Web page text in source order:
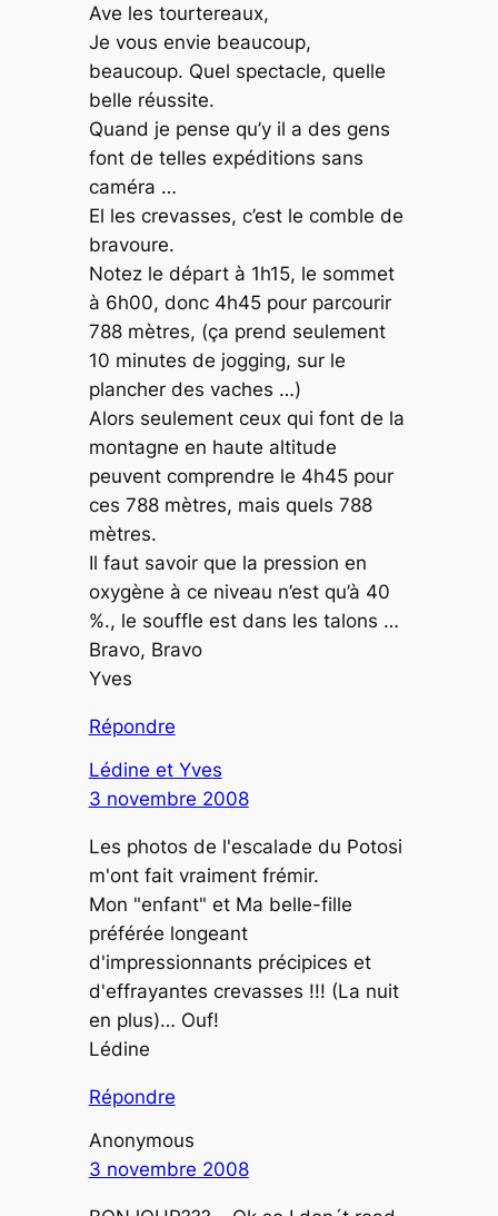
Ave les tourtereaux,
Je vous envie beaucoup,
beaucoup. Quel spectacle, quelle
belle réussite.
Quand je pense qu’y il a des gens
font de telles expéditions sans
caméra …
El les crevasses, c’est le comble de
bravoure.
Notez le départ à 1h15, le sommet
à 6h00, donc 4h45 pour parcourir
788 mètres, (ça prend seulement
10 minutes de jogging, sur le
plancher des vaches …)
Alors seulement ceux qui font de la
montagne en haute altitude
peuvent comprendre le 4h45 pour
ces 788 mètres, mais quels 788
mètres.
Il faut savoir que la pression en
oxygène à ce niveau n’est qu’à 40
%., le souffle est dans les talons …
Bravo, Bravo
Yves
Répondre
Lédine et Yves
3 novembre 2008
Les photos de l'escalade du Potosi
m'ont fait vraiment frémir.
Mon "enfant" et Ma belle-fille
préférée longeant
d'impressionnants précipices et
d'effrayantes crevasses !!! (La nuit
en plus)… Ouf!
Lédine
Répondre
Anonymous
3 novembre 2008